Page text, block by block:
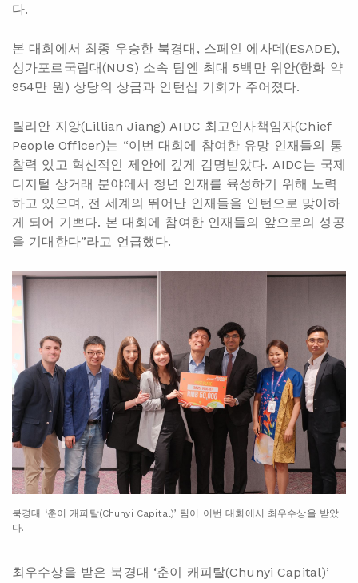
다.
본 대회에서 최종 우승한 북경대, 스페인 에사데(ESADE),
싱가포르국립대(NUS) 소속 팀엔 최대 5백만 위안(한화 약
954만 원) 상당의 상금과 인턴십 기회가 주어졌다.
릴리안 지앙(Lillian Jiang) AIDC 최고인사책임자(Chief
People Officer)는 “이번 대회에 참여한 유망 인재들의 통
찰력 있고 혁신적인 제안에 깊게 감명받았다. AIDC는 국제
디지털 상거래 분야에서 청년 인재를 육성하기 위해 노력
하고 있으며, 전 세계의 뛰어난 인재들을 인턴으로 맞이하
게 되어 기쁘다. 본 대회에 참여한 인재들의 앞으로의 성공
을 기대한다”라고 언급했다.
북경대 ‘춘이 캐피탈(Chunyi Capital)’ 팀이 이번 대회에서 최우수상을 받았
다.
최우수상을 받은 북경대 ‘춘이 캐피탈(Chunyi Capital)’